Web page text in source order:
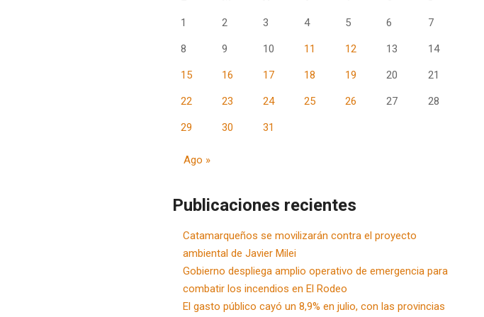
1 2 3 4 5 6 7
8 9 10 11 12 13 14
15 16 17 18 19 20 21
22 23 24 25 26 27 28
29 30 31
Ago »
Publicaciones recientes
Catamarqueños se movilizarán contra el proyecto
ambiental de Javier Milei
Gobierno despliega amplio operativo de emergencia para
combatir los incendios en El Rodeo
El gasto público cayó un 8,9% en julio, con las provincias